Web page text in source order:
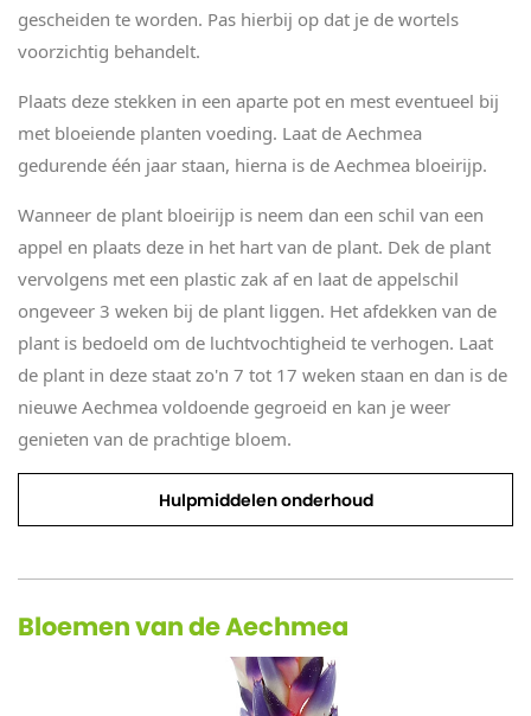
gescheiden te worden. Pas hierbij op dat je de wortels
voorzichtig behandelt.
Plaats deze stekken in een aparte pot en mest eventueel bij
met bloeiende planten voeding. Laat de Aechmea
gedurende één jaar staan, hierna is de Aechmea bloeirijp.
Wanneer de plant bloeirijp is neem dan een schil van een
appel en plaats deze in het hart van de plant. Dek de plant
vervolgens met een plastic zak af en laat de appelschil
ongeveer 3 weken bij de plant liggen. Het afdekken van de
plant is bedoeld om de luchtvochtigheid te verhogen. Laat
de plant in deze staat zo'n 7 tot 17 weken staan en dan is de
nieuwe Aechmea voldoende gegroeid en kan je weer
genieten van de prachtige bloem.
Hulpmiddelen onderhoud
Bloemen van de Aechmea